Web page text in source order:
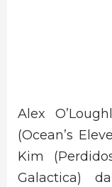
Alex
(Ocean’s
Kim
Galactica)